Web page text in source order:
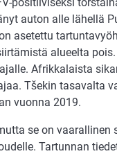
auton alle lähellä
asetettu
alueelta
Afrikkalaista
Tšekin tasavalta
vuonna 2019.
se on vaarallinen
Tartunnan